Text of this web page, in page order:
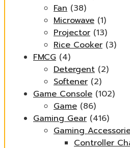
Fan (38)
Microwave (1)
Projector (13)
Rice Cooker (3)
FMCG (4)
Detergent (2)
Softener (2)
Game Console (102)
Game (86)
Gaming Gear (416)
Gaming
Controller